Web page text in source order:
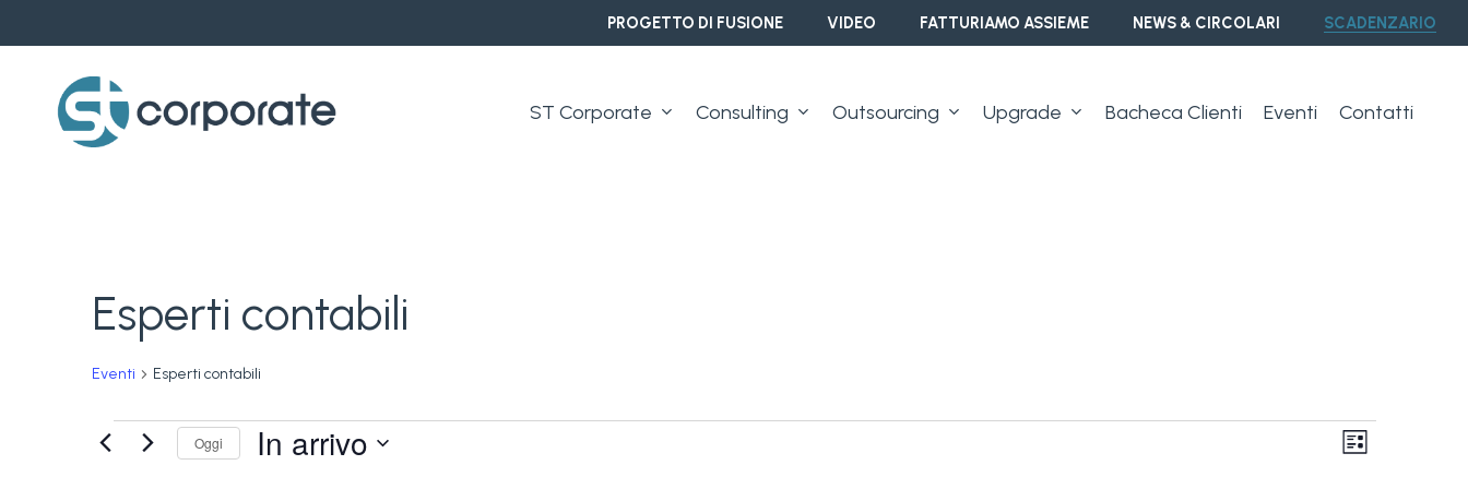
to
content
PROGETTO DI FUSIONE VIDEO FATTURIAMO ASSIEME NEWS & CIRCOLARI SCADENZARIO
ST Corporate Consulting Outsourcing Upgrade Bacheca Clienti Eventi Contatti
Esperti contabili
Eventi Esperti contabili
Eventi Lista
Oggi In arrivo